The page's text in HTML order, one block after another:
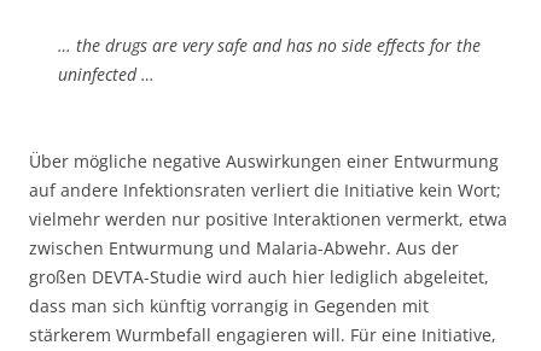
… the drugs are very safe and has no side effects for the
uninfected …
Über mögliche negative Auswirkungen einer Entwurmung
auf andere Infektionsraten verliert die Initiative kein Wort;
vielmehr werden nur positive Interaktionen vermerkt, etwa
zwischen Entwurmung und Malaria-Abwehr. Aus der
großen DEVTA-Studie wird auch hier lediglich abgeleitet,
dass man sich künftig vorrangig in Gegenden mit
stärkerem Wurmbefall engagieren will. Für eine Initiative,